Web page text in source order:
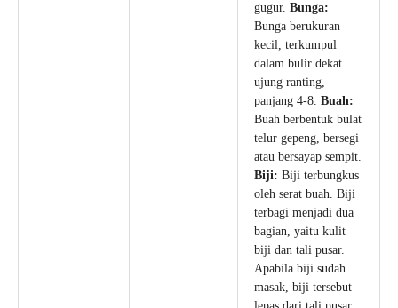
gugur. Bunga:
Bunga berukuran
kecil, terkumpul
dalam bulir dekat
ujung ranting,
panjang 4-8. Buah:
Buah berbentuk bulat
telur gepeng, bersegi
atau bersayap sempit.
Biji: Biji terbungkus
oleh serat buah. Biji
terbagi menjadi dua
bagian, yaitu kulit
biji dan tali pusar.
Apabila biji sudah
masak, biji tersebut